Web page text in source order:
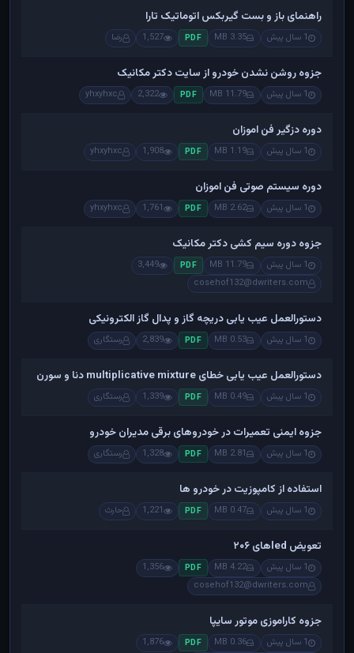
راهنمای باز و بست گیربکس اتوماتیک تارا
1 سال پیش 3.35 MB
PDF
1,527 رضا
جزوه روشن نشدن خودرو از سایت دکتر مکانیک
1 سال پیش 11.79 MB
PDF
2,322
yhxyhxc
دوره دزگیر فن اموزان
1 سال پیش 1.19 MB
PDF
1,908
yhxyhxc
دوره سیستم صوتی فن اموزان
1 سال پیش 2.62 MB
PDF
1,761
yhxyhxc
جزوه دوره سیم کشی دکتر مکانیک
1 سال پیش 11.79 MB
PDF
3,449
cosehof132@dwriters.com
دستورالعمل عیب یابی دریچه گاز و پدال گاز الکترونیکی
1 سال پیش 0.53 MB
PDF
2,839 رستگاری
دستورالعمل عیب یابی خطای multiplicative mixture دنا و سورن
1 سال پیش 0.49 MB
PDF
1,339 رستگاری
جزوه ایمنی تعمیرات در خودروهای برقی مدیران خودرو
1 سال پیش 2.81 MB
PDF
1,328 رستگاری
استفاده از کامپوزیت در خودرو ها
1 سال پیش 0.47 MB
PDF
1,221 حارث
تعویض ledهای ۲۰۶
1 سال پیش 4.22 MB
PDF
1,356
cosehof132@dwriters.com
جزوه کاراموزی موتور سایپا
1 سال پیش 0.36 MB
PDF
1,876